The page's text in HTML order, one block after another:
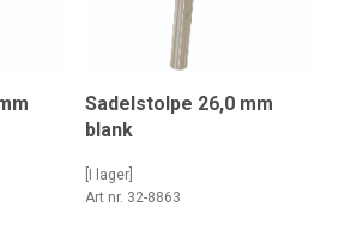
Sadelstolpe 26,0 mm
blank
[I lager]
Art nr. 32-8863